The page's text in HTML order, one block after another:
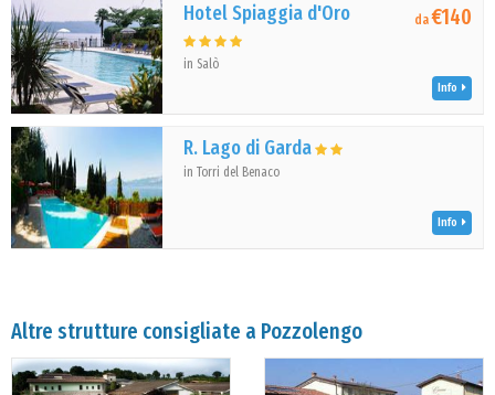
Hotel Spiaggia d'Oro
in Salò
da€140
Info
R. Lago di Garda
in Torri del Benaco
Info
Altre strutture consigliate a Pozzolengo